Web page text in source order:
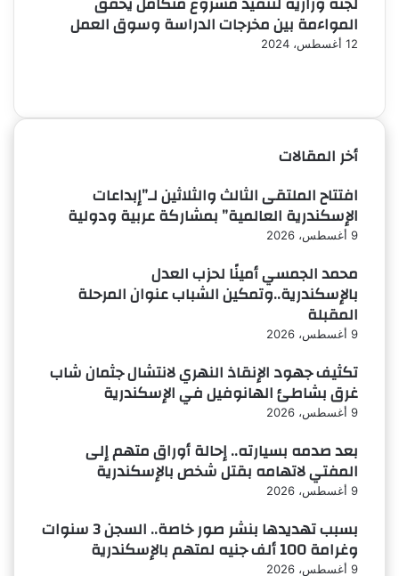
المواءمة بين مخرجات الدراسة وسوق العمل
12 أغسطس، 2024
أخر المقالات
افتتاح الملتقى الثالث والثلاثين لـ”إبداعات
الإسكندرية العالمية” بمشاركة عربية ودولية
9 أغسطس، 2026
محمد الجمسي أمينًا لحزب العدل
بالإسكندرية..وتمكين الشباب عنوان المرحلة
المقبلة
9 أغسطس، 2026
تكثيف جهود الإنقاذ النهري لانتشال جثمان شاب
غرق بشاطئ الهانوفيل في الإسكندرية
9 أغسطس، 2026
بعد صدمه بسيارته.. إحالة أوراق متهم إلى
المفتي لاتهامه بقتل شخص بالإسكندرية
9 أغسطس، 2026
بسبب تهديدها بنشر صور خاصة.. السجن 3 سنوات
وغرامة 100 ألف جنيه لمتهم بالإسكندرية
9 أغسطس، 2026